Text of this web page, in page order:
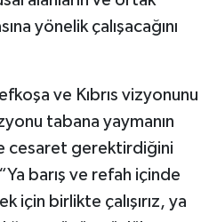
yönelik çalışacağını
ve Kıbrıs vizyonunu
tabana yaymanın
cesaret gerektirdiğini
barış ve refah içinde
için birlikte çalışırız, ya